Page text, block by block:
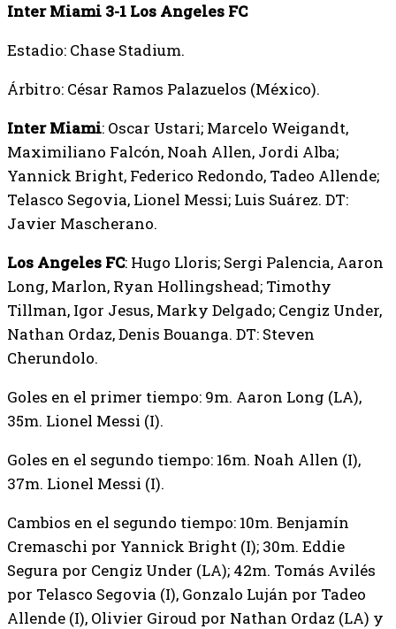
Inter Miami 3-1 Los Angeles FC
Estadio: Chase Stadium.
Árbitro: César Ramos Palazuelos (México).
Inter Miami: Oscar Ustari; Marcelo Weigandt,
Maximiliano Falcón, Noah Allen, Jordi Alba;
Yannick Bright, Federico Redondo, Tadeo Allende;
Telasco Segovia, Lionel Messi; Luis Suárez. DT:
Javier Mascherano.
Los Angeles FC: Hugo Lloris; Sergi Palencia, Aaron
Long, Marlon, Ryan Hollingshead; Timothy
Tillman, Igor Jesus, Marky Delgado; Cengiz Under,
Nathan Ordaz, Denis Bouanga. DT: Steven
Cherundolo.
Goles en el primer tiempo: 9m. Aaron Long (LA),
35m. Lionel Messi (I).
Goles en el segundo tiempo: 16m. Noah Allen (I),
37m. Lionel Messi (I).
Cambios en el segundo tiempo: 10m. Benjamín
Cremaschi por Yannick Bright (I); 30m. Eddie
Segura por Cengiz Under (LA); 42m. Tomás Avilés
por Telasco Segovia (I), Gonzalo Luján por Tadeo
Allende (I), Olivier Giroud por Nathan Ordaz (LA) y